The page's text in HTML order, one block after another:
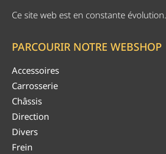
Ce site web est en constante évolution.
PARCOURIR NOTRE WEBSHOP
Accessoires
Carrosserie
Châssis
Direction
Divers
Frein